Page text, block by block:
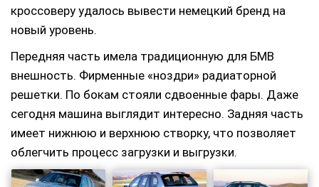
кроссоверу удалось вывести немецкий бренд на
новый уровень.
Передняя часть имела традиционную для БМВ
внешность. Фирменные «ноздри» радиаторной
решетки. По бокам стояли сдвоенные фары. Даже
сегодня машина выглядит интересно. Задняя часть
имеет нижнюю и верхнюю створку, что позволяет
облегчить процесс загрузки и выгрузки.